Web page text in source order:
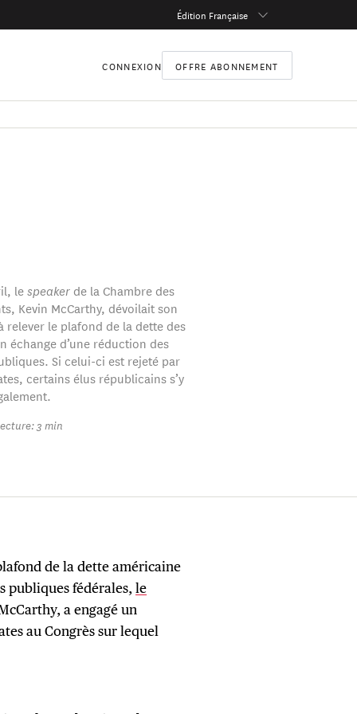
Édition Française
CONNEXION OFFRE ABONNEMENT
lespeakerde la Chambre des
Kevin McCarthy, dévoilait son
relever le plafond de la dette des
échange d’une réduction des
Si celui-ci est rejeté par
certains élus républicains s’y
3 min
de la dette américaine
publiques fédérales,le
a engagé un
au Congrès sur lequel